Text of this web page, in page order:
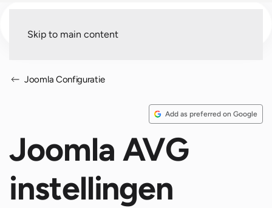
Skip to main content
Joomla Configuratie
Add as preferred on Google
Joomla AVG
instellingen